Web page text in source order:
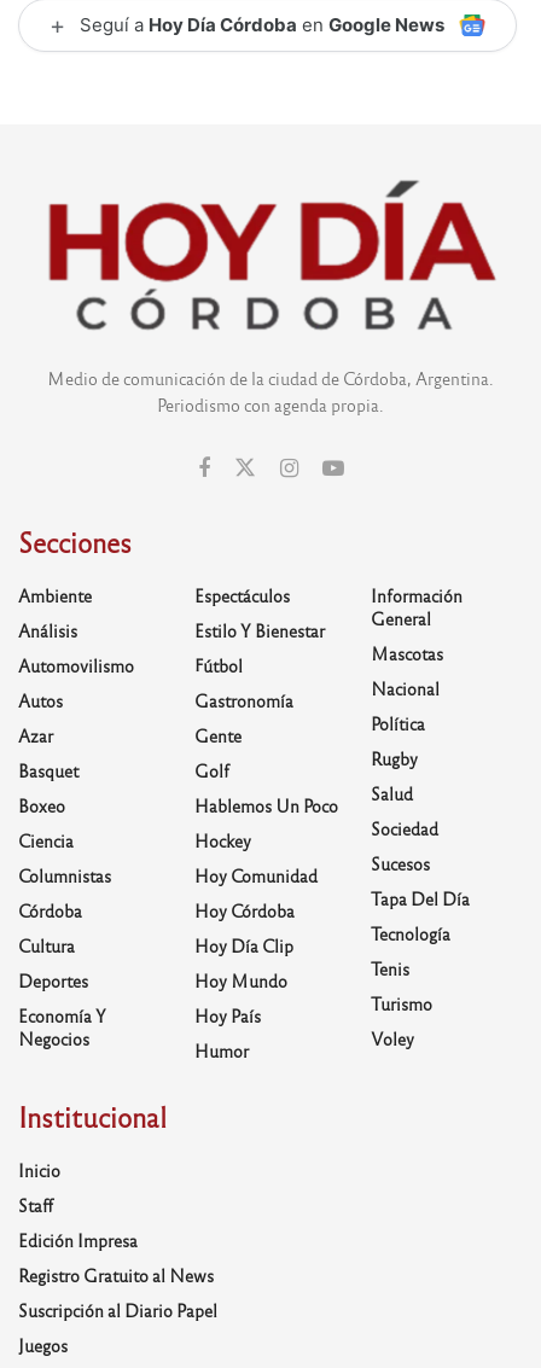
+ Seguí a Hoy Día Córdoba en Google News
Medio de comunicación de la ciudad de Córdoba, Argentina.
Periodismo con agenda propia.
Secciones
Ambiente
Análisis
Automovilismo
Autos
Azar
Basquet
Boxeo
Ciencia
Columnistas
Córdoba
Cultura
Deportes
Economía Y
Negocios
Espectáculos
Estilo Y Bienestar
Fútbol
Gastronomía
Gente
Golf
Hablemos Un Poco
Hockey
Hoy Comunidad
Hoy Córdoba
Hoy Día Clip
Hoy Mundo
Hoy País
Humor
Información
General
Mascotas
Nacional
Política
Rugby
Salud
Sociedad
Sucesos
Tapa Del Día
Tecnología
Tenis
Turismo
Voley
Institucional
Inicio
Staff
Edición Impresa
Registro Gratuito al News
Suscripción al Diario Papel
Juegos